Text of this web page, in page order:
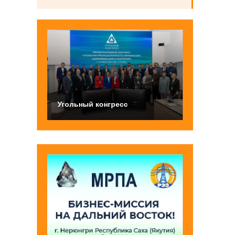
Угольный конгресс